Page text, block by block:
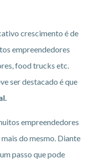
crescimento é de
empreendedores
food trucks etc.
ser destacado é que
empreendedores
do mesmo. Diante
passo que pode